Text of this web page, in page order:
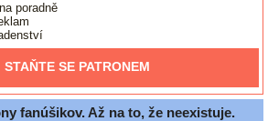
poradně
STAŇTE SE PATRONEM
fanúšikov. Až na to, že neexistuje.